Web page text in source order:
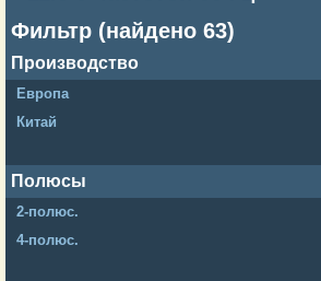
Фильтр (найдено 63)
Производство
Европа
Китай
Полюсы
2-полюс.
4-полюс.